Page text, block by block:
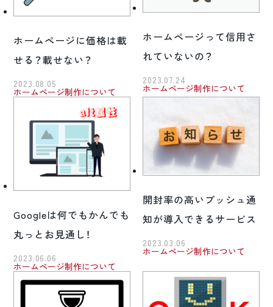
ホームページに価格は載
せる？載せない？
2023.08.05
ホームページ制作について
ホームページって信用さ
れていないの？
2023.07.24
ホームページ制作について
Googleは何でもかんでも
丸っとお見通し！
2023.06.06
ホームページ制作について
開封率の高いプッシュ通
知が導入できるサービス
2023.03.06
ホームページ制作について